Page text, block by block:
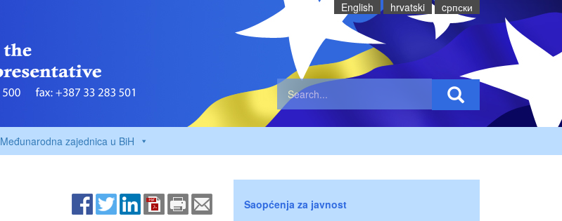
English hrvatski cрпски
Međunarodna zajednica u BiH
Saopćenja za javnost